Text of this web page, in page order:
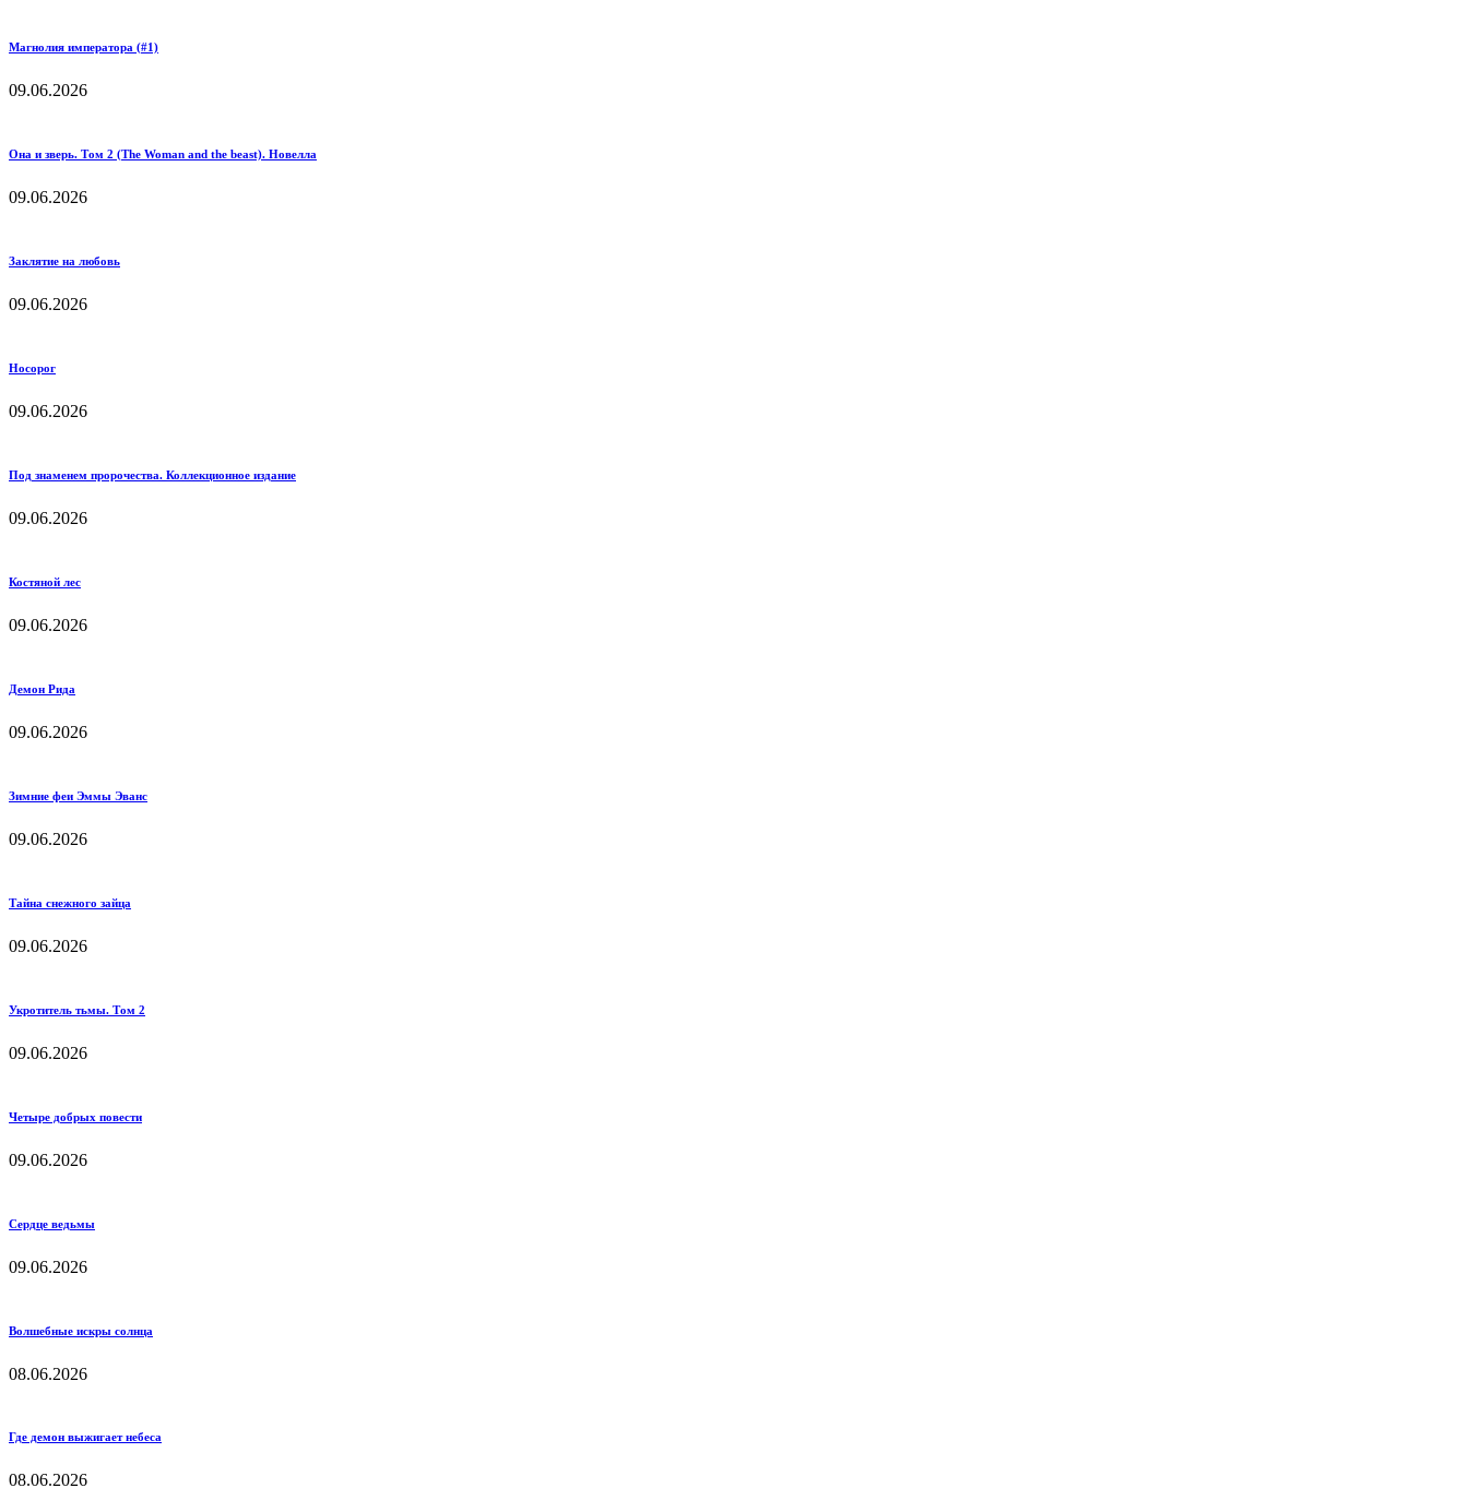
Магнолия императора (#1)
09.06.2026
Она и зверь. Том 2 (The Woman and the beast). Новелла
09.06.2026
Заклятие на любовь
09.06.2026
Носорог
09.06.2026
Под знаменем пророчества. Коллекционное издание
09.06.2026
Костяной лес
09.06.2026
Демон Рида
09.06.2026
Зимние феи Эммы Эванс
09.06.2026
Тайна снежного зайца
09.06.2026
Укротитель тьмы. Том 2
09.06.2026
Четыре добрых повести
09.06.2026
Сердце ведьмы
09.06.2026
Волшебные искры солнца
08.06.2026
Где демон выжигает небеса
08.06.2026